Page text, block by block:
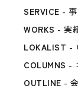
SERVICE -
WORKS - 実
LOKALIST -
COLUMNS -
OUTLINE -